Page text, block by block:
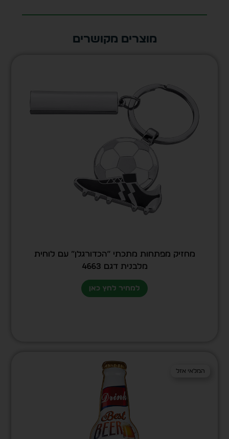
מוצרים מקושרים
מחזיק מפתחות מתכתי “הכדורגלן” עם לוחית
מלבנית דגם 4663
למחיר לחץ כאן
המלאי אזל
המלאי אזל